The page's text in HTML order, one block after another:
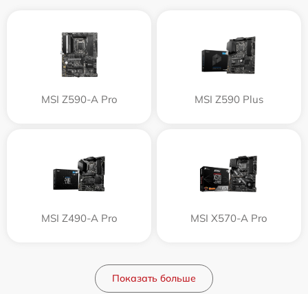
MSI Z590-A Pro MSI Z590 Plus
MSI Z490-A Pro MSI X570-A Pro
Показать больше